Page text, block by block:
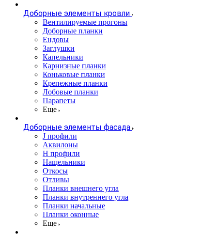
Доборные элементы кровли
Вентилируемые прогоны
Доборные планки
Ендовы
Заглушки
Капельники
Карнизные планки
Коньковые планки
Крепежные планки
Лобовые планки
Парапеты
Еще
Доборные элементы фасада
J профили
Аквилоны
Н профили
Нащельники
Откосы
Отливы
Планки внешнего угла
Планки внутреннего угла
Планки начальные
Планки оконные
Еще